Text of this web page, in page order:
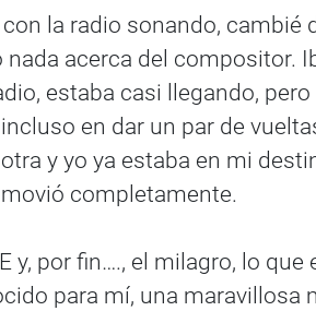
la radio sonando, cambié
acerca del compositor.
estaba casi llegando,
en dar un par de
y yo ya estaba en mi
completamente.
y, por fin…., el milagro, lo que
para mí, una maravillosa